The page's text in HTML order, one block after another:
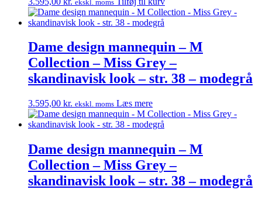
ekskl. moms
Dame design mannequin – M
Collection – Miss Grey –
skandinavisk look – str. 38 – modegrå
3.595,00 kr. ekskl. moms Læs mere
Dame design mannequin – M
Collection – Miss Grey –
skandinavisk look – str. 38 – modegrå